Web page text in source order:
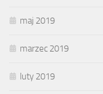
maj 2019
marzec 2019
luty 2019